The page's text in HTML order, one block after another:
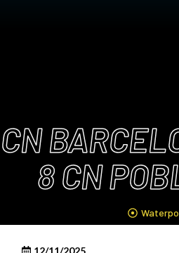
CN
8 CN
12/11/2025